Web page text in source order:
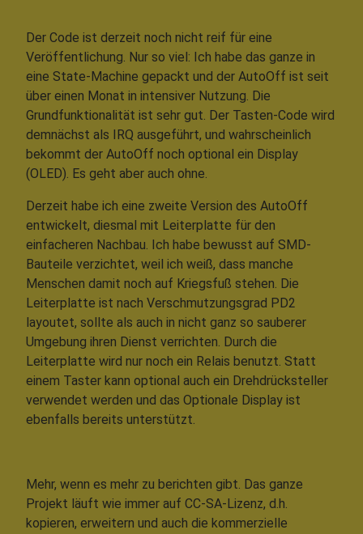
Der Code ist derzeit noch nicht reif für eine
Veröffentlichung. Nur so viel: Ich habe das ganze in
eine State-Machine gepackt und der AutoOff ist seit
über einen Monat in intensiver Nutzung. Die
Grundfunktionalität ist sehr gut. Der Tasten-Code wird
demnächst als IRQ ausgeführt, und wahrscheinlich
bekommt der AutoOff noch optional ein Display
(OLED). Es geht aber auch ohne.
Derzeit habe ich eine zweite Version des AutoOff
entwickelt, diesmal mit Leiterplatte für den
einfacheren Nachbau. Ich habe bewusst auf SMD-
Bauteile verzichtet, weil ich weiß, dass manche
Menschen damit noch auf Kriegsfuß stehen. Die
Leiterplatte ist nach Verschmutzungsgrad PD2
layoutet, sollte als auch in nicht ganz so sauberer
Umgebung ihren Dienst verrichten. Durch die
Leiterplatte wird nur noch ein Relais benutzt. Statt
einem Taster kann optional auch ein Drehdrücksteller
verwendet werden und das Optionale Display ist
ebenfalls bereits unterstützt.
Mehr, wenn es mehr zu berichten gibt. Das ganze
Projekt läuft wie immer auf CC-SA-Lizenz, d.h.
kopieren, erweitern und auch die kommerzielle